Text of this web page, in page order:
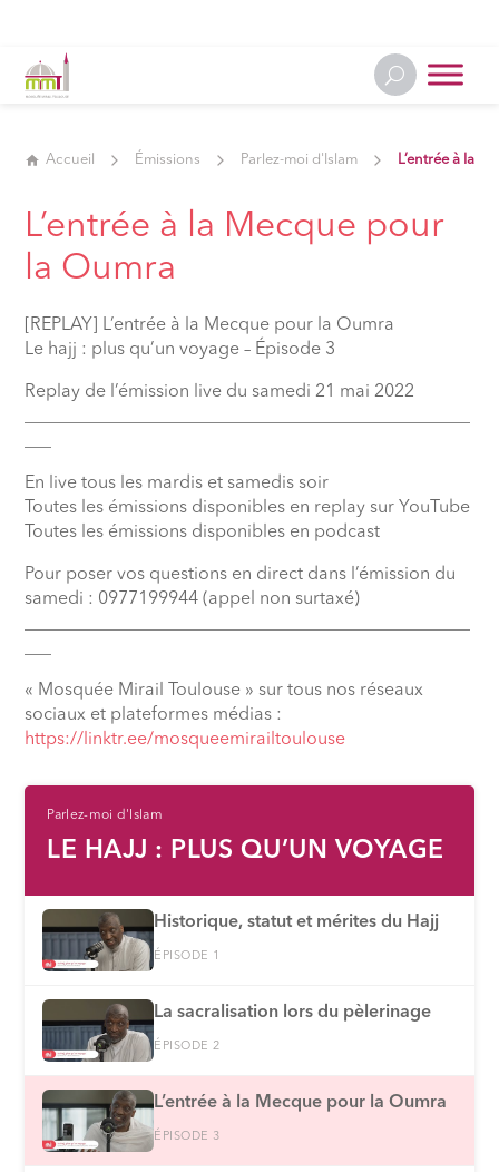
Accueil Émissions Parlez-moi d'Islam L’entrée à la
L’entrée à la Mecque pour
la Oumra
[REPLAY] L’entrée à la Mecque pour la Oumra
Le hajj : plus qu’un voyage – Épisode 3
Replay de l’émission live du samedi 21 mai 2022
En live tous les mardis et samedis soir
Toutes les émissions disponibles en replay sur YouTube
Toutes les émissions disponibles en podcast
Pour poser vos questions en direct dans l’émission du
samedi : 0977199944 (appel non surtaxé)
« Mosquée Mirail Toulouse » sur tous nos réseaux
sociaux et plateformes médias :
⁠https://linktr.ee/mosqueemirailtoulouse
Parlez-moi d'Islam
LE HAJJ : PLUS QU’UN VOYAGE
Historique, statut et mérites du Hajj
ÉPISODE 1
La sacralisation lors du pèlerinage
ÉPISODE 2
L’entrée à la Mecque pour la Oumra
ÉPISODE 3